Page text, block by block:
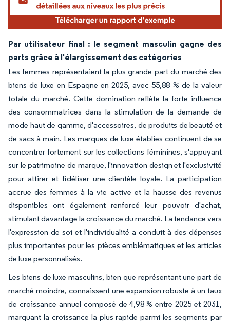
Par utilisateur final : le segment masculin gagne des
parts grâce à l'élargissement des catégories
Les femmes représentaient la plus grande part du marché des
biens de luxe en Espagne en 2025, avec 55,88 % de la valeur
totale du marché. Cette domination reflète la forte influence
des consommatrices dans la stimulation de la demande de
mode haut de gamme, d'accessoires, de produits de beauté et
de sacs à main. Les marques de luxe établies continuent de se
concentrer fortement sur les collections féminines, s'appuyant
sur le patrimoine de marque, l'innovation design et l'exclusivité
pour attirer et fidéliser une clientèle loyale. La participation
accrue des femmes à la vie active et la hausse des revenus
disponibles ont également renforcé leur pouvoir d'achat,
stimulant davantage la croissance du marché. La tendance vers
l'expression de soi et l'individualité a conduit à des dépenses
plus importantes pour les pièces emblématiques et les articles
de luxe personnalisés.
Les biens de luxe masculins, bien que représentant une part de
marché moindre, connaissent une expansion robuste à un taux
de croissance annuel composé de 4,98 % entre 2025 et 2031,
marquant la croissance la plus rapide parmi les segments par